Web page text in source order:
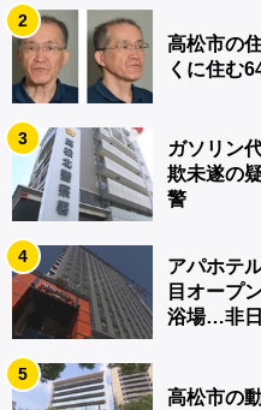
2
高松市の
くに住む
3
ガソリン
欺未遂の
警
4
アパホテ
目オープ
浴場…非
5
高松市の